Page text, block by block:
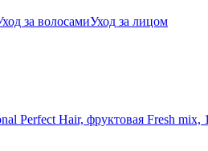
за волосамиУход за лицом